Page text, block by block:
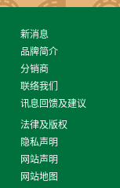
新消息
品牌简介
分销商
联络我们
讯息回馈及建议
法律及版权
隐私声明
网站声明
网站地图